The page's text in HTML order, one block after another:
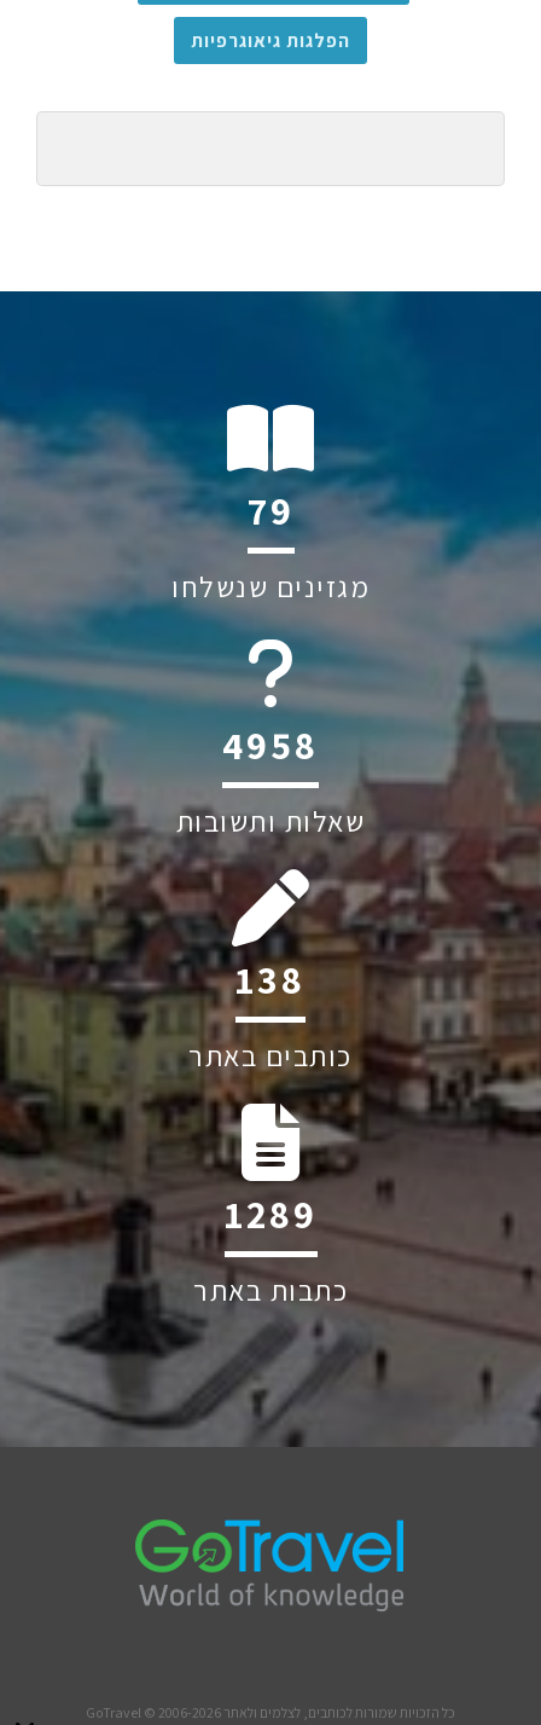
הפלגות גיאוגרפיות
105
מגזינים שנשלחו
6045
שאלות ותשובות
184
כותבים באתר
1711
כתבות באתר
כל הזכויות שמורות לכותבים, לצלמים ולאתר GoTravel © 2006-2026